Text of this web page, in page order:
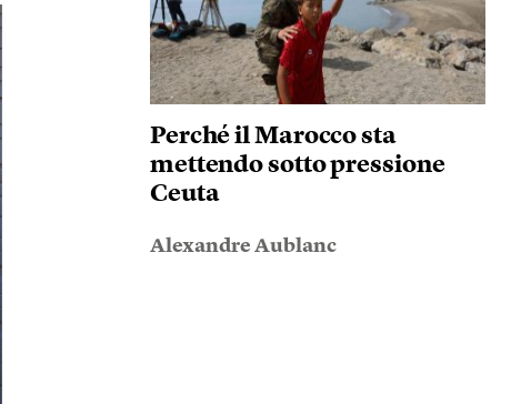
Perché il Marocco sta
mettendo sotto pressione
Ceuta
Alexandre Aublanc